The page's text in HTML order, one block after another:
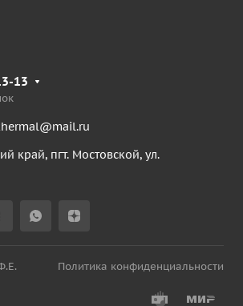
13
край, пгт. Мостовской, ул.
Политика конфиденциальности